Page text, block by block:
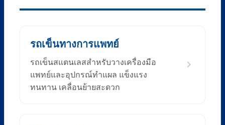
รถเข็นทางการแพทย์
รถเข็นสแตนเลสสำหรับวางเครื่องมือ
แพทย์และอุปกรณ์ทำแผล แข็งแรง
ทนทาน เคลื่อนย้ายสะดวก